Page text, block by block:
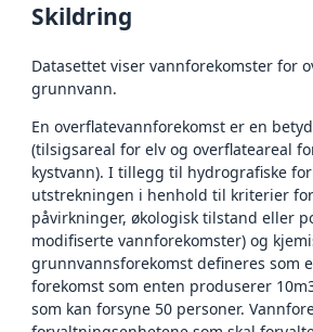
Skildring
Datasettet viser vannforekomster for
grunnvann.
En overflatevannforekomst er en
(tilsigsareal for elv og overflateareal
kystvann). I tillegg til hydrografiske
utstrekningen i henhold til kriterier
påvirkninger, økologisk tilstand eller
modifiserte vannforekomster) og
grunnvannsforekomst defineres som
forekomst som enten produserer
som kan forsyne 50 personer.